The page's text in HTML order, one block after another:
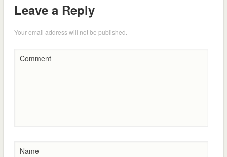
Leave a Reply
Your email address will not be published.
Comment
Name